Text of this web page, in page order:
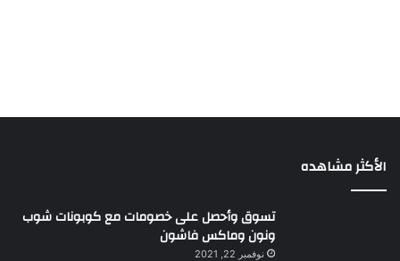
الأكثر مشاهده
تسوق وأحصل على خصومات مع كوبونات شوب
ونون وماكس فاشون
نوفمبر 22, 2021